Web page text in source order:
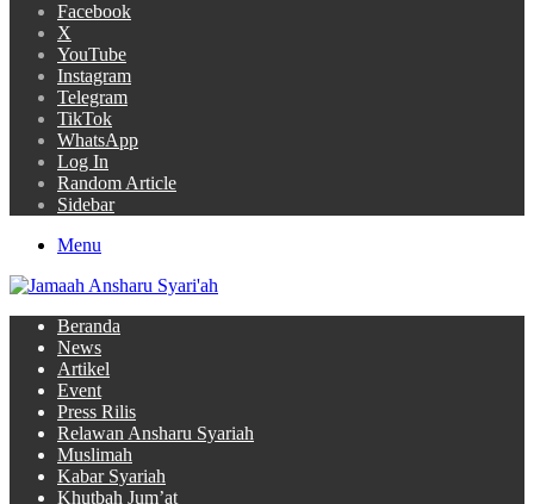
Facebook
X
YouTube
Instagram
Telegram
TikTok
WhatsApp
Log In
Random Article
Sidebar
Menu
Beranda
News
Artikel
Event
Press Rilis
Relawan Ansharu Syariah
Muslimah
Kabar Syariah
Khutbah Jum’at